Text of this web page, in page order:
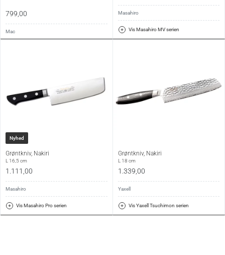
799,00
Mac
Masahiro
Vis Masahiro MV serien
Nyhed
Grøntkniv, Nakiri
L 16,5 cm
1.111,00
Masahiro
Vis Masahiro Pro serien
Grøntkniv, Nakiri
L 18 cm
1.339,00
Yaxell
Vis Yaxell Tsuchimon serien